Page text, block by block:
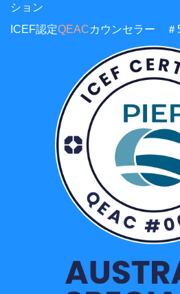
ション
ICEF認定QEACカウンセラー